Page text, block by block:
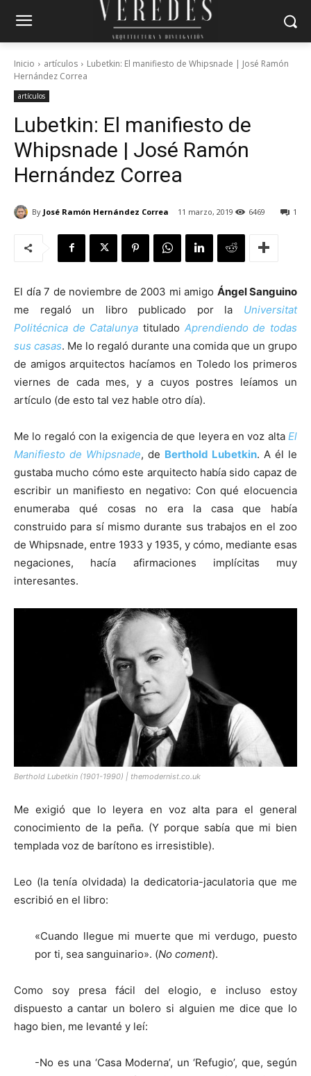
Inicio artículos
Lubetkin: El manifiesto de Whipsnade | José Ramón
Hernández Correa
artículos
Lubetkin: El manifiesto de
Whipsnade | José Ramón
Hernández Correa
By José Ramón Hernández Correa 11 marzo, 2019 1
6469
El día 7 de noviembre de 2003 mi amigo Ángel Sanguino
me regaló un libro publicado por la Universitat
Politécnica de Catalunya titulado Aprendiendo de todas
sus casas. Me lo regaló durante una comida que un grupo
de amigos arquitectos hacíamos en Toledo los primeros
viernes de cada mes, y a cuyos postres leíamos un
artículo (de esto tal vez hable otro día).
Me lo regaló con la exigencia de que leyera en voz alta El
Manifiesto de Whipsnade, de Berthold Lubetkin. A él le
gustaba mucho cómo este arquitecto había sido capaz de
escribir un manifiesto en negativo: Con qué elocuencia
enumeraba qué cosas no era la casa que había
construido para sí mismo durante sus trabajos en el zoo
de Whipsnade, entre 1933 y 1935, y cómo, mediante esas
negaciones, hacía afirmaciones implícitas muy
interesantes.
Berthold Lubetkin (1901-1990) | themodernist.co.uk
Me exigió que lo leyera en voz alta para el general
conocimiento de la peña. (Y porque sabía que mi bien
templada voz de barítono es irresistible).
Leo (la tenía olvidada) la dedicatoria-jaculatoria que me
escribió en el libro:
«Cuando llegue mi muerte que mi verdugo, puesto
por ti, sea sanguinario». (No coment).
Como soy presa fácil del elogio, e incluso estoy
dispuesto a cantar un bolero si alguien me dice que lo
hago bien, me levanté y leí:
-No es una ‘Casa Moderna’, un ‘Refugio’, que, según